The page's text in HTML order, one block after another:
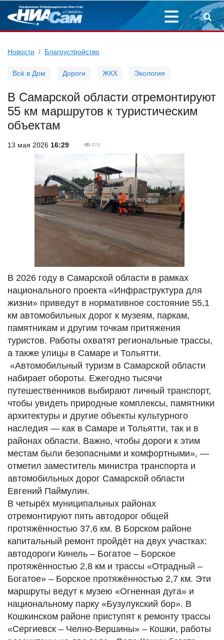
Новости Благоустройство
Всё в Дом Дороги ЖКХ Экология
В Самарской области отремонтируют
55 км маршрутов к туристическим
объектам
13 мая 2026 16:29 974
В 2026 году в Самарской области в рамках
национального проекта «Инфраструктура для
жизни» приведут в нормативное состояние 55,1
км автомобильных дорог к музеям, паркам,
памятникам и другим точкам притяжения
туристов. Работы охватят региональные трассы,
а также улицы в Самаре и Тольятти.
«Автомобильный туризм в Самарской области
набирает обороты. Ежегодно тысячи
путешественников выбирают личный транспорт,
чтобы увидеть природные комплексы, памятники
архитектуры и другие объекты культурного
наследия — как в Самаре и Тольятти, так и в
районах области. Важно, чтобы дороги к этим
местам были безопасными и комфортными», —
отметил заместитель министра транспорта и
автомобильных дорог Самарской области
Евгений Паймулин.
В четырёх муниципальных районах
отремонтируют пять автодорог общей
протяжённостью 37,6 км. В Борском районе
капитальный ремонт пройдёт на двух участках:
автодороги Кинель – Богатое – Борское
протяжённостью 2,8 км и трассы «Отрадный –
Богатое» – Борское протяжённостью 2,7 км. Эти
маршруты ведут к музею «Огненная дуга» и
национальному парку «Бузулукский бор». В
Кошкинском районе приступят к ремонту трассы
«Сергиевск – Челно-Вершины» – Кошки, работы